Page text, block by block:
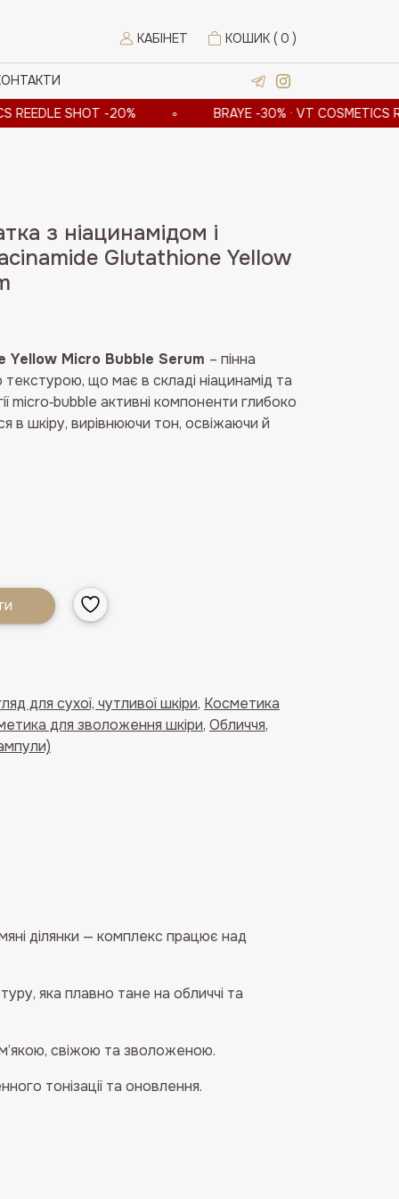
КАБІНЕТ КОШИК ( 0 )
SHOT -20% ∘ BRAYE -30% · VT COSMETICS
з ніацинамідом і
Glutathione Yellow
Yellow Micro Bubble Serum – пінна
що має в складі ніацинамід та
micro‑bubble активні компоненти глибоко
в шкіру, вирівнюючи тон, освіжаючи й
для сухої, чутливої шкіри, Косметика
для зволоження шкіри, Обличчя,
ділянки — комплекс працює над
яка плавно тане на обличчі та
свіжою та зволоженою.
тонізації та оновлення.